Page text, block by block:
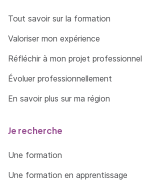
Tout savoir sur la formation
Valoriser mon expérience
Réfléchir à mon projet professionnel
Évoluer professionnellement
En savoir plus sur ma région
Je recherche
Une formation
Une formation en apprentissage